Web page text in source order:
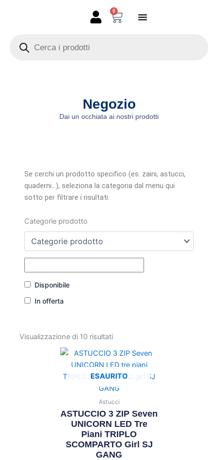
0
Carrello
search
Negozio
Dai un occhiata ai nostri prodotti
Se cerchi un prodotto specifico (es. zaini, astucci,
quaderni…), seleziona la categoria dal menu qui
sotto per filtrare i risultati.
Categorie prodotto
Disponibile
In offerta
Visualizzazione di 10 risultati
ESAURITO
Astucci
ASTUCCIO 3 ZIP Seven
UNICORN LED Tre
Piani TRIPLO
SCOMPARTO Girl SJ
GANG